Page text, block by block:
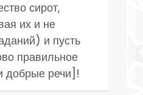
сирот,
их и не
и пусть
правильное
добрые речи]!